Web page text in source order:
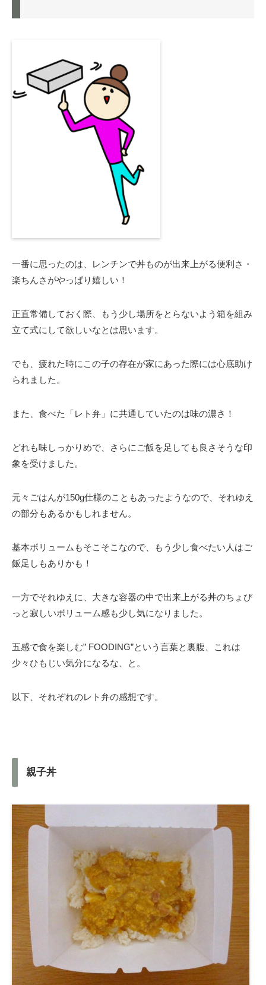
一番に思ったのは、レンチンで丼ものが出来上がる便利さ・
楽ちんさがやっぱり嬉しい！
正直常備しておく際、もう少し場所をとらないよう箱を組み
立て式にして欲しいなとは思います。
でも、疲れた時にこの子の存在が家にあった際には心底助け
られました。
また、食べた「レト弁」に共通していたのは味の濃さ！
どれも味しっかりめで、さらにご飯を足しても良さそうな印
象を受けました。
元々ごはんが150g仕様のこともあったようなので、それゆえ
の部分もあるかもしれません。
基本ボリュームもそこそこなので、もう少し食べたい人はご
飯足しもありかも！
一方でそれゆえに、大きな容器の中で出来上がる丼のちょび
っと寂しいボリューム感も少し気になりました。
五感で食を楽しむ” FOODING”という言葉と裏腹、これは
少々ひもじい気分になるな、と。
以下、それぞれのレト弁の感想です。
親子丼